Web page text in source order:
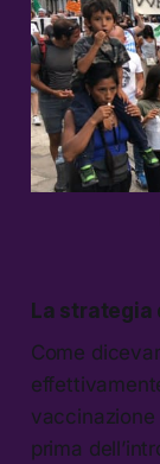
La strategia
Come
prima